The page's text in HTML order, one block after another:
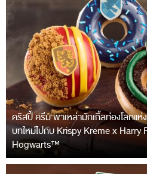
คริสปี้ ครีม พาเหล่ามักเกิ้ลท่องโลกแ
บทใหม่ไปกับ Krispy Kreme x
Hogwarts™